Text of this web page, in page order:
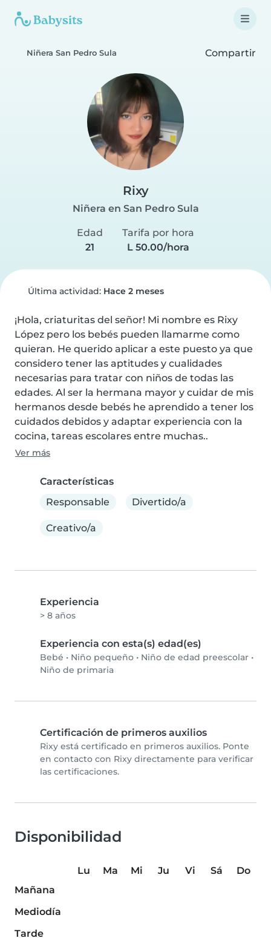
Niñera San Pedro Sula Compartir
Rixy
Niñera en San Pedro Sula
Edad
21
Tarifa por hora
L 50.00/hora
Última actividad: Hace 2 meses
¡Hola, criaturitas del señor! Mi nombre es Rixy
López pero los bebés pueden llamarme como
quieran. He querido aplicar a este puesto ya que
considero tener las aptitudes y cualidades
necesarias para tratar con niños de todas las
edades. Al ser la hermana mayor y cuidar de mis
hermanos desde bebés he aprendido a tener los
cuidados debidos y adaptar experiencia con la
cocina, tareas escolares entre muchas..
Ver más
Características
Responsable
Divertido/a
Creativo/a
Experiencia
> 8 años
Experiencia con esta(s) edad(es)
Bebé • Niño pequeño • Niño de edad preescolar •
Niño de primaria
Certificación de primeros auxilios
Rixy está certificado en primeros auxilios. Ponte
en contacto con Rixy directamente para verificar
las certificaciones.
Disponibilidad
Lu Ma Mi Ju Vi Sá
Do
Mañana
Mediodía
Tarde